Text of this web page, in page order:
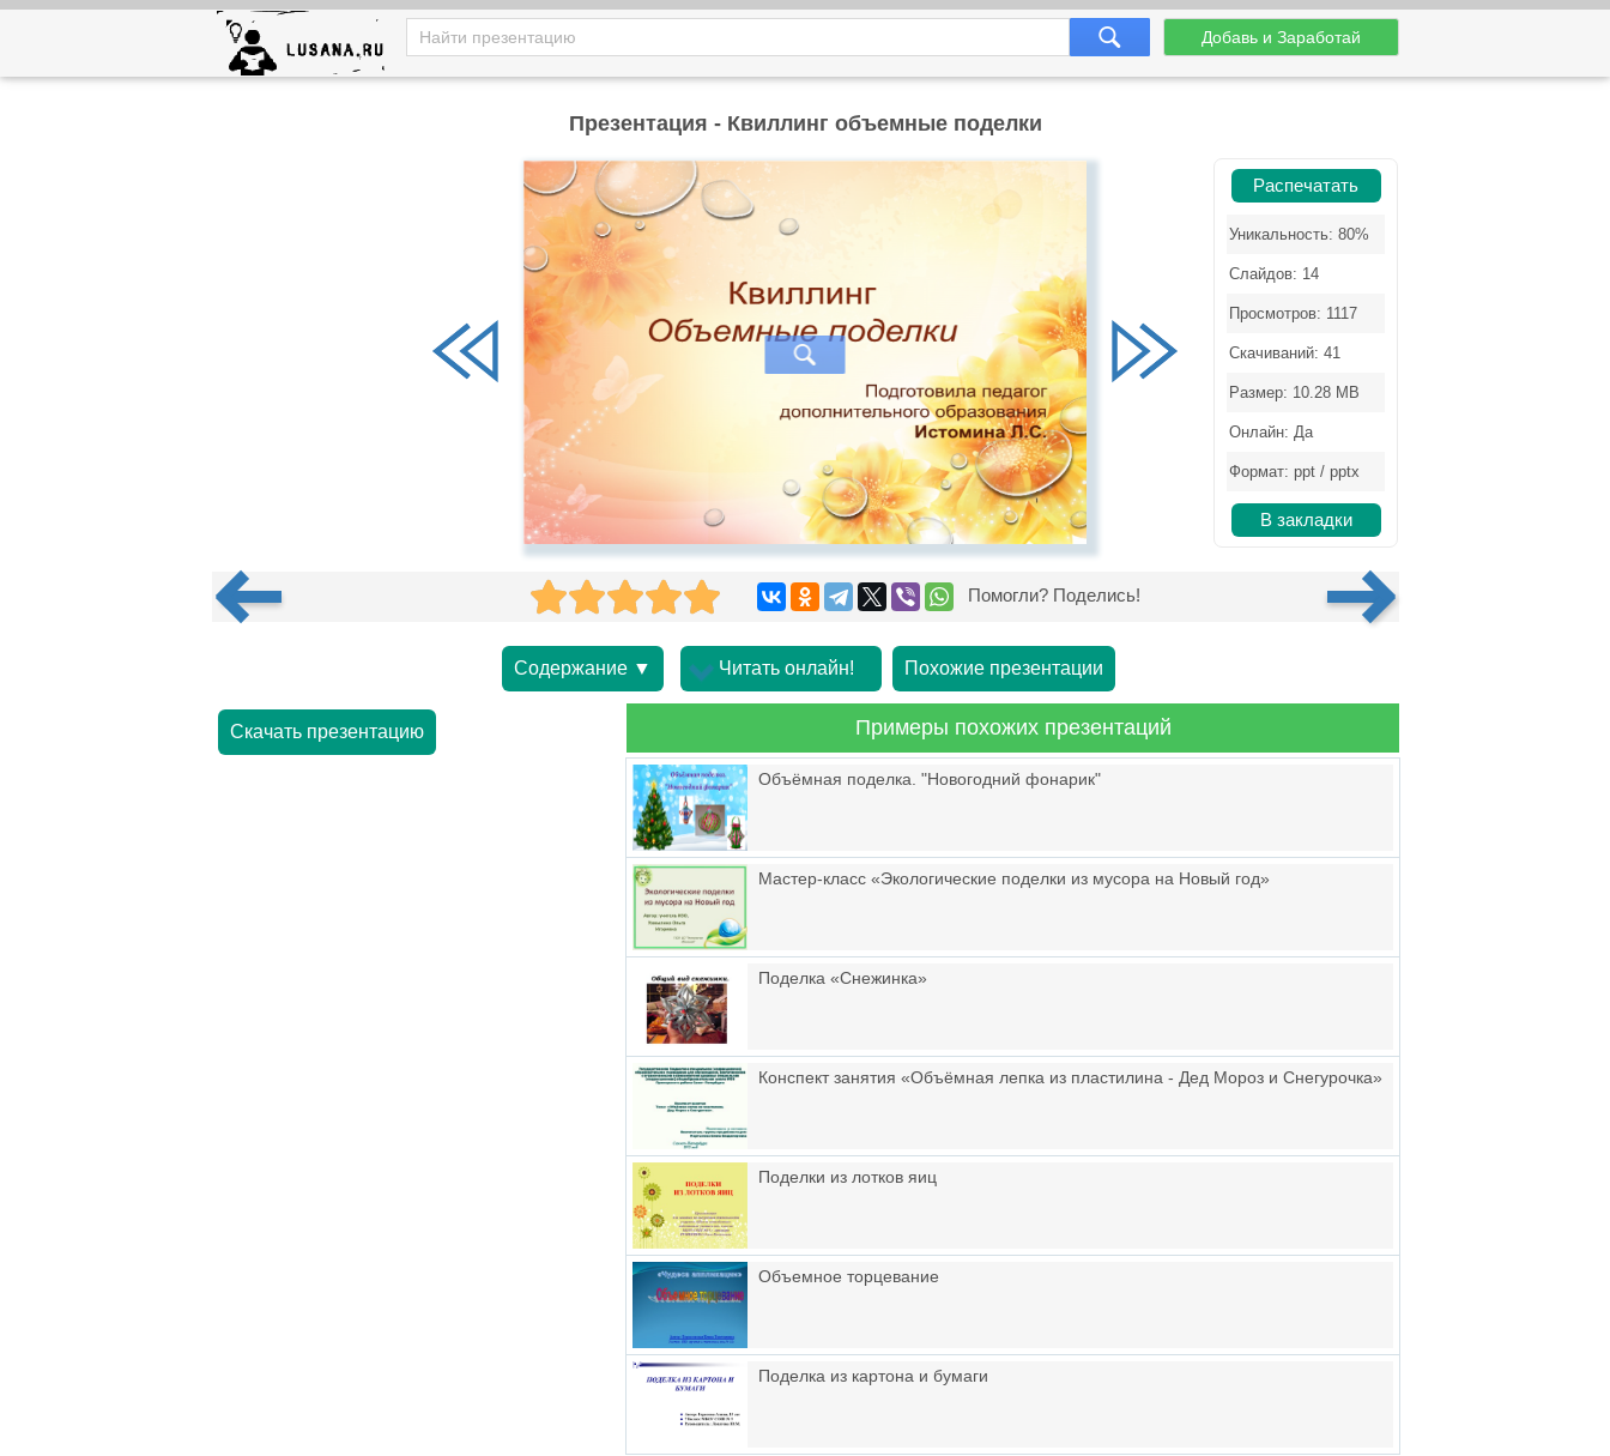
Добавь и Заработай
Презентация - Квиллинг объемные поделки
Распечатать
Уникальность: 80%
Слайдов: 14
Просмотров: 1117
Скачиваний: 41
Размер: 10.28 MB
Онлайн: Да
Формат: ppt / pptx
В закладки
Помогли? Поделись!
Содержание ▼ Читать онлайн! Похожие презентации
Скачать презентацию Примеры похожих презентаций
Объёмная поделка. "Новогодний фонарик"
Мастер-класс «Экологические поделки из мусора на Новый год»
Поделка «Снежинка»
Конспект занятия «Объёмная лепка из пластилина - Дед Мороз и Снегурочка»
Поделки из лотков яиц
Объемное торцевание
Поделка из картона и бумаги